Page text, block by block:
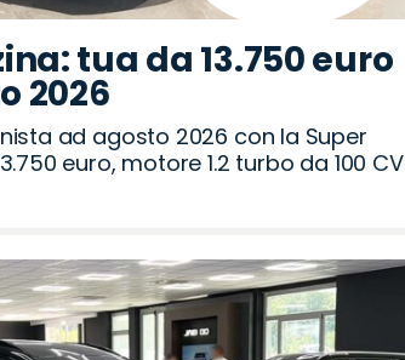
tua da 13.750 euro
2026
ad agosto 2026 con la Super
euro, motore 1.2 turbo da 100 CV